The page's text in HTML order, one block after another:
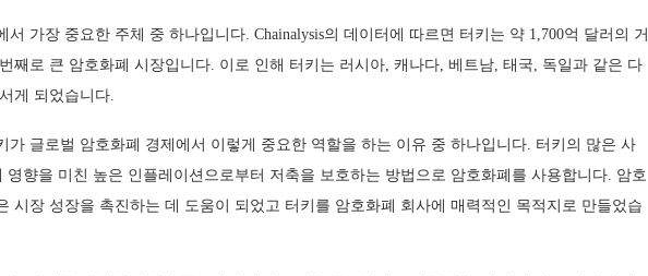
가장 중요한 주체 중 하나입니다. Chainalysis의 데이터에 따르면 터키는 약 1,700억 달러의 거
째로 큰 암호화폐 시장입니다. 이로 인해 터키는 러시아, 캐나다, 베트남, 태국, 독일과 같은 다
게 되었습니다.
가 글로벌 암호화폐 경제에서 이렇게 중요한 역할을 하는 이유 중 하나입니다. 터키의 많은 사
영향을 미친 높은 인플레이션으로부터 저축을 보호하는 방법으로 암호화폐를 사용합니다. 암호
시장 성장을 촉진하는 데 도움이 되었고 터키를 암호화폐 회사에 매력적인 목적지로 만들었습